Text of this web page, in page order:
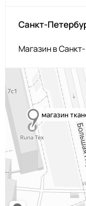
Санкт-
Магазин в